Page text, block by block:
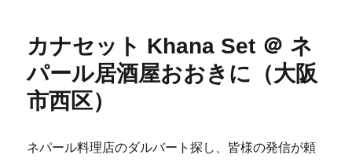
カナセット Khana Set ＠ ネ
パール居酒屋おおきに（大阪
市西区）
ネパール料理店のダルバート探し、皆様の発信が頼